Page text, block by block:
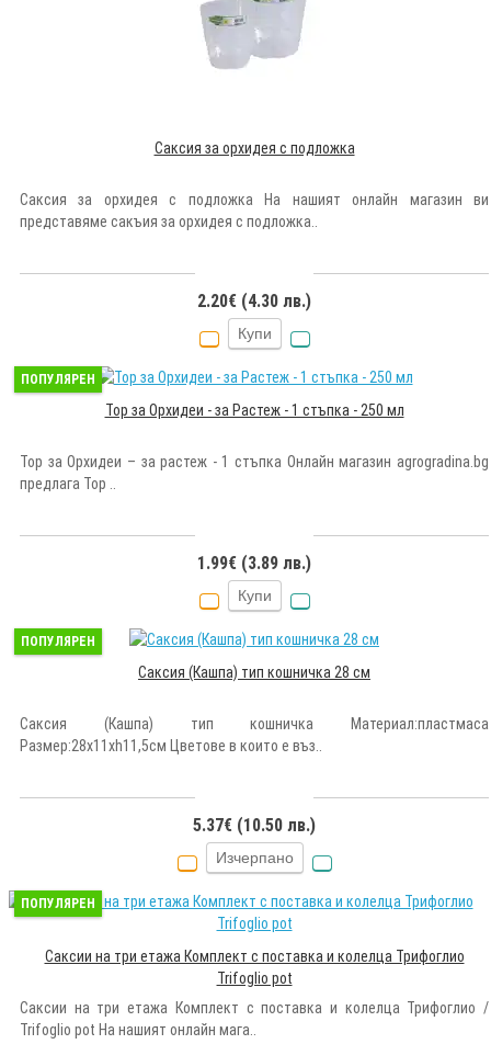
Саксия за орхидея с подложка
Саксия за орхидея с подложка На нашият онлайн магазин ви
представяме сакъия за орхидея с подложка..
2.20€ (4.30 лв.)
Купи
ПОПУЛЯРЕН
Тор за Орхидеи - за Растеж - 1 стъпка - 250 мл
Тор за Орхидеи – за растеж - 1 стъпка Онлайн магазин agrogradina.bg
предлага Тор ..
1.99€ (3.89 лв.)
Купи
ПОПУЛЯРЕН
Саксия (Кашпа) тип кошничка 28 см
Саксия (Кашпа) тип кошничка Материал:пластмаса
Размер:28x11xh11,5см Цветове в които е въз..
5.37€ (10.50 лв.)
Изчерпано
ПОПУЛЯРЕН
Саксии на три етажа Комплект с поставка и колелца Трифоглио
Trifoglio pot
Саксии на три етажа Комплект с поставка и колелца Трифоглио /
Trifoglio pot На нашият онлайн мага..